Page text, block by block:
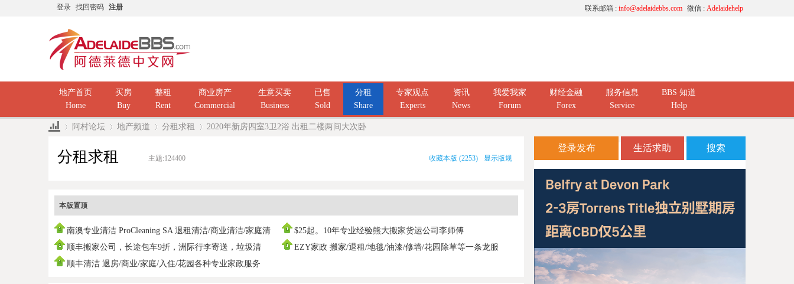
登录 找回密码 注册 微信 : Adelaidehelp
联系邮箱 : info@adelaidebbs.com
地产首页
Home
买房
Buy
整租
Rent
商业房产
Commercial
生意买卖
Business
已售
Sold
分租
Share
专家观点
Experts
资讯
News
我爱我家
Forum
财经金融
Forex
服务信息
Service
BBS 知道
Help
阿村论坛 地产频道 分租求租 2020年新房四室3卫2浴 出租二楼两间大次卧
分租求租 主题:124400 显示版规
收藏本版 (2253)
本版置顶
南澳专业清洁 ProCleaning SA 退租清洁/商业清洁/家庭清
洁/ 民
$25起。10年专业经验熊大搬家货运公司李师傅
0437666808，寄存打
顺丰搬家公司，长途包车9折，洲际行李寄送，垃圾清
运，中国海运
EZY家政 搬家/退租/地毯/油漆/修墙/花园除草等一条龙服
顺丰清洁 退房/商业/家庭/入住/花园各种专业家政服务
登录发布 生活求助 搜索